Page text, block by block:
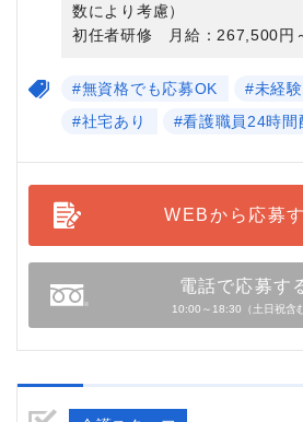
数により考慮）
初任者研修 月給：267,500円
#無資格でも応募OK
#未経
#社宅あり
#看護職員24時間
WEBから応募
電話で応募す
10:00～18:30（土日祝含